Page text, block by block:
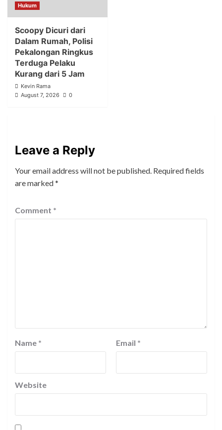
Hukum
Scoopy Dicuri dari
Dalam Rumah, Polisi
Pekalongan Ringkus
Terduga Pelaku
Kurang dari 5 Jam
Kevin Rama
August 7, 2026
0
Leave a Reply
Your email address will not be published. Required fields
are marked*
Comment *
Name * Email *
Website